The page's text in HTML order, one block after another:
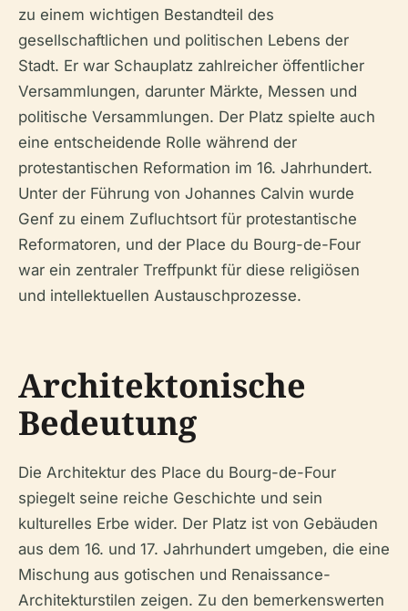
zu einem wichtigen Bestandteil des
gesellschaftlichen und politischen Lebens der
Stadt. Er war Schauplatz zahlreicher öffentlicher
Versammlungen, darunter Märkte, Messen und
politische Versammlungen. Der Platz spielte auch
eine entscheidende Rolle während der
protestantischen Reformation im 16. Jahrhundert.
Unter der Führung von Johannes Calvin wurde
Genf zu einem Zufluchtsort für protestantische
Reformatoren, und der Place du Bourg-de-Four
war ein zentraler Treffpunkt für diese religiösen
und intellektuellen Austauschprozesse.
Architektonische
Bedeutung
Die Architektur des Place du Bourg-de-Four
spiegelt seine reiche Geschichte und sein
kulturelles Erbe wider. Der Platz ist von Gebäuden
aus dem 16. und 17. Jahrhundert umgeben, die eine
Mischung aus gotischen und Renaissance-
Architekturstilen zeigen. Zu den bemerkenswerten